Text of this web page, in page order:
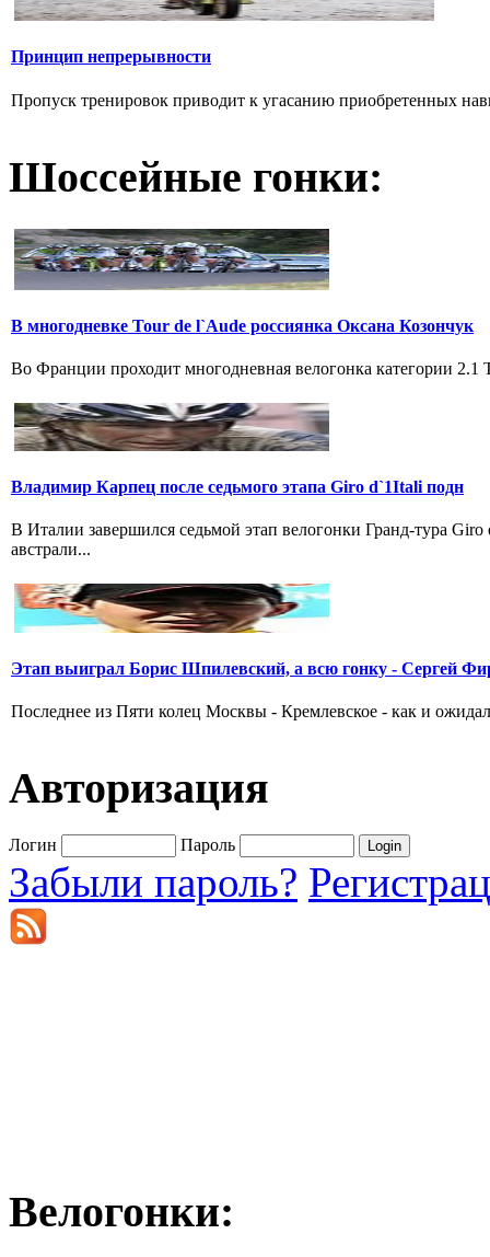
Принцип непрерывности
Пропуск тренировок приводит к угасанию приобретенных
Шоссейные гонки:
В многодневке Tour de l`Aude россиянка Оксана Козончук
Во Франции проходит многодневная велогонка категории
Владимир Карпец после седьмого этапа Giro d`1Itali подн
В Италии завершился седьмой этап велогонки Гранд-тура
австрали...
Этап выиграл Борис Шпилевский, а всю гонку - Сергей
Последнее из Пяти колец Москвы - Кремлевское - как и
Авторизация
Логин Пароль
Забыли пароль?
Велогонки: